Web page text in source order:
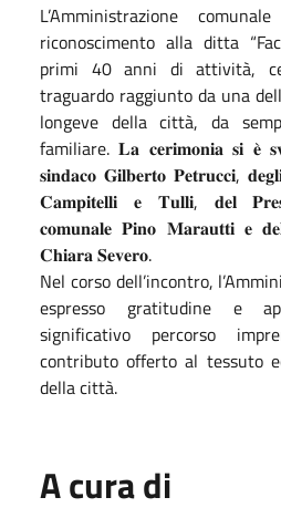
L’Amministrazione
riconoscimento alla ditta
primi 40 anni di attività,
traguardo raggiunto da una
longeve della città, da
familiare. 𝐋𝐚 𝐜𝐞𝐫𝐢𝐦𝐨𝐧𝐢𝐚 𝐬𝐢 𝐞̀
𝐬𝐢𝐧𝐝𝐚𝐜𝐨 𝐆𝐢𝐥𝐛𝐞𝐫𝐭𝐨 𝐏𝐞𝐭𝐫𝐮𝐜𝐜𝐢,
𝐂𝐚𝐦𝐩𝐢𝐭𝐞𝐥𝐥𝐢 𝐞 𝐓𝐮𝐥𝐥𝐢, 𝐝𝐞𝐥
𝐜𝐨𝐦𝐮𝐧𝐚𝐥𝐞 𝐏𝐢𝐧𝐨 𝐌𝐚𝐫𝐚𝐮𝐭𝐭𝐢 𝐞
𝐂𝐡𝐢𝐚𝐫𝐚 𝐒𝐞𝐯𝐞𝐫𝐨.
Nel corso dell’incontro,
espresso gratitudine e
significativo percorso
contributo offerto al tessuto
della città.
A cura di